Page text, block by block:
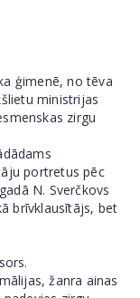
ģimenē, no tēva
ministrijas
zirgu
portretus pēc
N. Sverčkovs
brīvklausītājs, bet
žanra ainas